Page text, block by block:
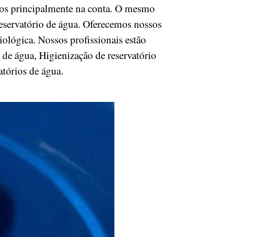
principalmente na conta. O mesmo
de água. Oferecemos nossos
Nossos profissionais estão
água, Higienização de reservatório
de água.